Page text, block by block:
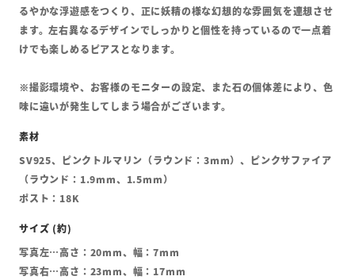
るやかな浮遊感をつくり、正に妖精の様な幻想的な雰囲気を連想させ
ます。左右異なるデザインでしっかりと個性を持っているので一点着
けでも楽しめるピアスとなります。
※撮影環境や、お客様のモニターの設定、また石の個体差により、色
味に違いが発生してしまう場合がございます。
SV925、ピンクトルマリン（ラウンド：3mm）、ピンクサファイア
（ラウンド：1.9mm、1.5mm）
ポスト：18K
写真左…高さ：20mm、幅：7mm
写真右…高さ：23mm、幅：17mm